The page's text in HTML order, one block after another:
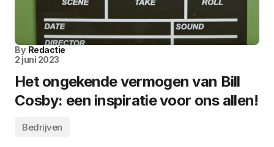
By Redactie
2 juni 2023
Het ongekende vermogen van Bill
Cosby: een inspiratie voor ons allen!
Bedrijven